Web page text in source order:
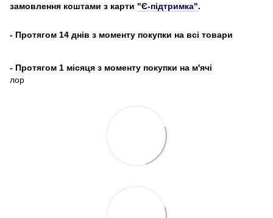
замовлення коштами з карти "Є-підтримка".
- Протягом 14 днів з моменту покупки на всі товари
- Протягом 1 місяця з моменту покупки на м'ячі
лор